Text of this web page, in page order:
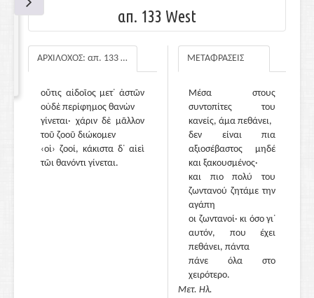
απ. 133 West
ΑΡΧΙΛΟΧΟΣ: απ. 133 West
οὔτις αἰδοῖος μετ᾽ ἀστῶν
οὐδὲ περίφημος θανὼν
γίνεται· χάριν δὲ μᾶλλον
τοῦ ζοοῦ διώκομεν
‹οἱ› ζοοί, κάκιστα δ᾽ αἰεὶ
τῶι θανόντι γίνεται.
ΜΕΤΑΦΡΑΣΕΙΣ
Μέσα στους
συντοπίτες του
κανείς, άμα πεθάνει,
δεν είναι πια
αξιοσέβαστος μηδέ
και ξακουσμένος·
και πιο πολύ του
ζωντανού ζητάμε την
αγάπη
οι ζωντανοί· κι όσο γι᾽
αυτόν, που έχει
πεθάνει, πάντα
πάνε όλα στο
χειρότερο.
Μετ. Ηλ.